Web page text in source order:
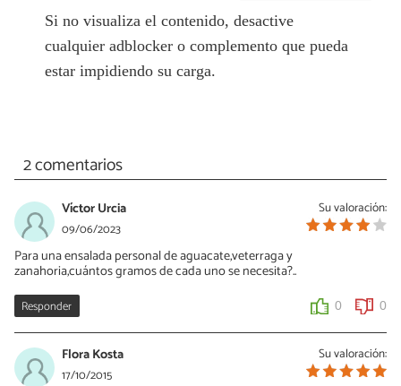
Si no visualiza el contenido, desactive
cualquier adblocker o complemento que pueda
estar impidiendo su carga.
2 comentarios
Su valoración:
Víctor Urcia
09/06/2023
Para una ensalada personal de aguacate,veterraga y
zanahoria,cuántos gramos de cada uno se necesita?..
Responder 0 0
Su valoración:
Flora Kosta
17/10/2015